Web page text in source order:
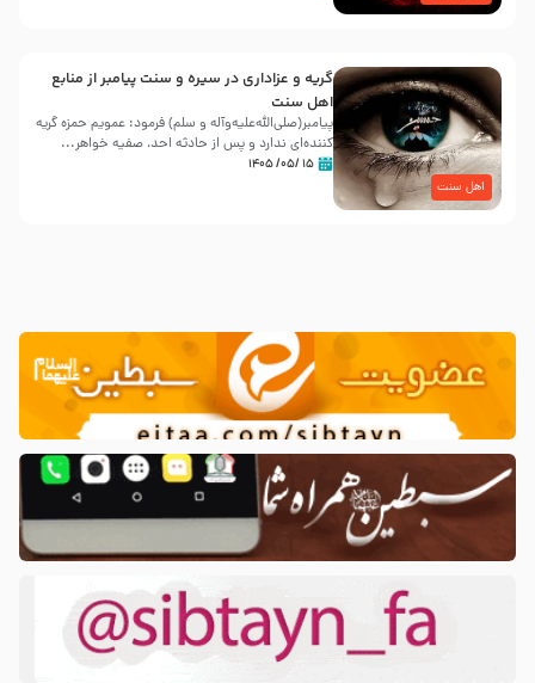
اهل سنت
گریه و عزاداری در سیره و سنت پیامبر از منابع
اهل سنت
پیامبر(صلی‌الله‌علیه‌وآله و سلم) فرمود: عمویم حمزه گریه
کننده‌ای ندارد و پس از حادثه احد، صفیه خواهر...
۱۵ /۰۵/ ۱۴۰۵